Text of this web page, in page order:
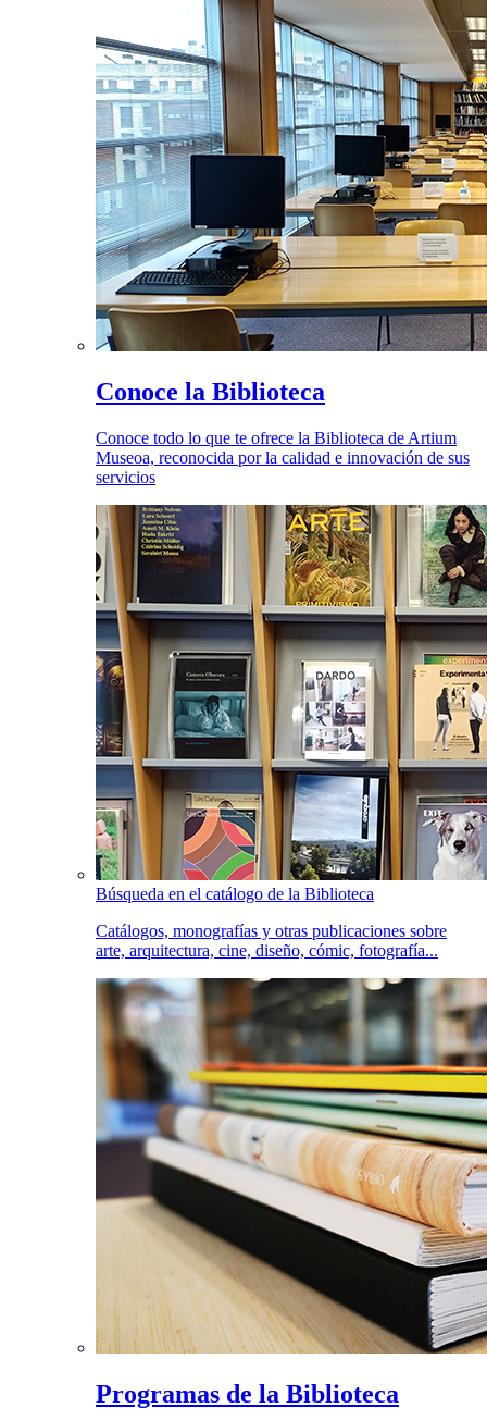
Conoce la Biblioteca
Conoce todo lo que te ofrece la Biblioteca de Artium
Museoa, reconocida por la calidad e innovación de sus
servicios
Búsqueda en el catálogo de la Biblioteca
Catálogos, monografías y otras publicaciones sobre
arte, arquitectura, cine, diseño, cómic, fotografía...
Programas de la Biblioteca